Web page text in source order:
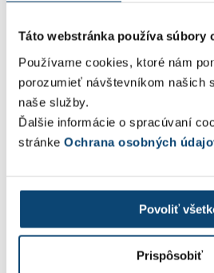
Táto webstránka používa súbory
Používame cookies, ktoré nám
porozumieť návštevníkom našich
naše služby.
Ďalšie informácie o spracúvaní
stránke Ochrana osobných
Povoliť
Prispôsobiť
Hromadné
Vyexportujte si všetky
SuperFaktúry a jednoducho
internetbankingu. Žiadne
Ktoré banky podporujeme?